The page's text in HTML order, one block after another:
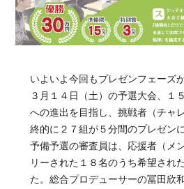
いよいよ今回もプレゼンフェーズ
３月１４日（土）の予選大会、１
への進出を目指し、挑戦者（チャ
終的に２７組が５分間のプレゼン
予備予選の審査員は、応援者（メ
リーされた１８名のうち希望され
た。総合プロデューサーの冨田欣